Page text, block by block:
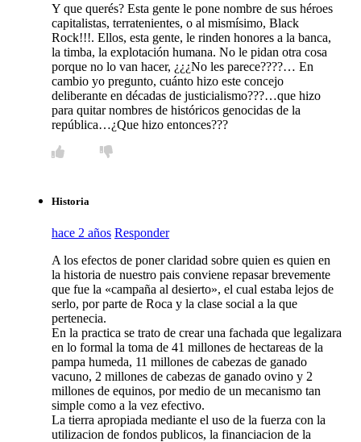
Y que querés? Esta gente le pone nombre de sus héroes
capitalistas, terratenientes, o al mismísimo, Black
Rock!!!. Ellos, esta gente, le rinden honores a la banca,
la timba, la explotación humana. No le pidan otra cosa
porque no lo van hacer, ¿¿¿No les parece????… En
cambio yo pregunto, cuánto hizo este concejo
deliberante en décadas de justicialismo???…que hizo
para quitar nombres de históricos genocidas de la
república…¿Que hizo entonces???
Historia
hace 2 años Responder
A los efectos de poner claridad sobre quien es quien en
la historia de nuestro pais conviene repasar brevemente
que fue la «campaña al desierto», el cual estaba lejos de
serlo, por parte de Roca y la clase social a la que
pertenecia.
En la practica se trato de crear una fachada que legalizara
en lo formal la toma de 41 millones de hectareas de la
pampa humeda, 11 millones de cabezas de ganado
vacuno, 2 millones de cabezas de ganado ovino y 2
millones de equinos, por medio de un mecanismo tan
simple como a la vez efectivo.
La tierra apropiada mediante el uso de la fuerza con la
utilizacion de fondos publicos, la financiacion de la